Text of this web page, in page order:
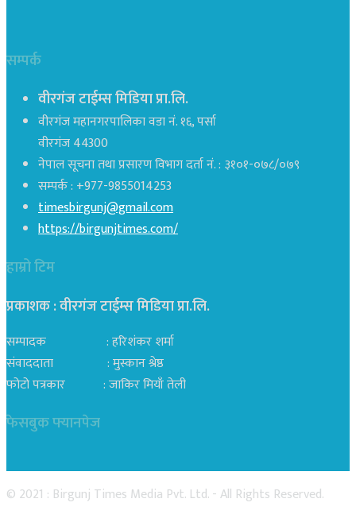
सम्पर्क
वीरगंज टाईम्स मिडिया प्रा.लि.
वीरगंज महानगरपालिका वडा नं. १६, पर्सा
वीरगंज 44300
नेपाल सूचना तथा प्रसारण विभाग दर्ता नं. : ३१०१-०७८/०७९
सम्पर्क : +977-9855014253
timesbirgunj@gmail.com
https://birgunjtimes.com/
हाम्रो टिम
प्रकाशक : वीरगंज टाईम्स मिडिया प्रा‍.लि.
सम्पादक : हरिशंकर शर्मा
संवाददाता : मुस्कान श्रेष्ठ
फोटो पत्रकार : जाकिर मियाँ तेली
फेसबुक फ्यानपेज
© 2021 : Birgunj Times Media Pvt. Ltd. - All Rights Reserved.